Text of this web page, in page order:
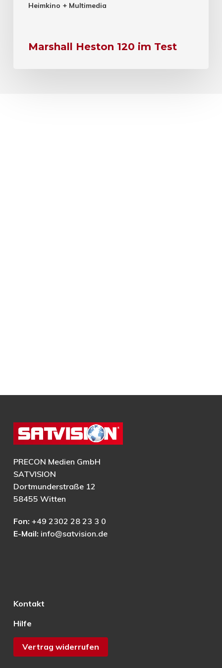
Heimkino + Multimedia
Marshall Heston 120 im Test
PRECON Medien GmbH
SATVISION
Dortmunderstraße 12
58455 Witten
Fon: +49 2302 28 23 3 0
E-Mail: info@satvision.de
Kontakt
Hilfe
Vertrag widerrufen